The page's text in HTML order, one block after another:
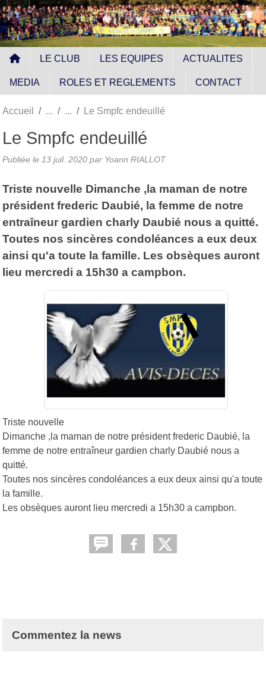
LE CLUB LES EQUIPES ACTUALITES
MEDIA ROLES ET REGLEMENTS CONTACT
Accueil Le Smpfc endeuillé
Le Smpfc endeuillé
Publiée le 13 juil. 2020 par Yoann RIALLOT
Triste nouvelle Dimanche ,la maman de notre
président frederic Daubié, la femme de notre
entraîneur gardien charly Daubié nous a quitté.
Toutes nos sincères condoléances a eux deux
ainsi qu'a toute la famille. Les obsèques auront
lieu mercredi a 15h30 a campbon.
Triste nouvelle
Dimanche ,la maman de notre président frederic Daubié, la
femme de notre entraîneur gardien charly Daubié nous a
quitté.
Toutes nos sincères condoléances a eux deux ainsi qu'a toute
la famille.
Les obsèques auront lieu mercredi a 15h30 a campbon.
Commentez la news
Panneau de gestion des cookies